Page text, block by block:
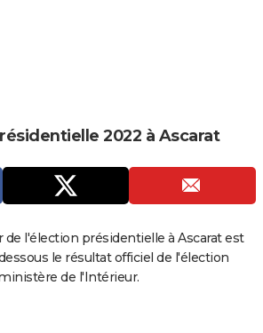
2022 à Ascarat
de l'élection présidentielle à Ascarat est
le résultat officiel de l'élection
de l'Intérieur.